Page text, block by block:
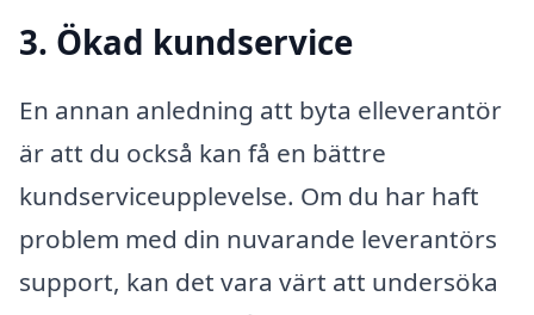
3. Ökad kundservice
En annan anledning att byta elleverantör
är att du också kan få en bättre
kundserviceupplevelse. Om du har haft
problem med din nuvarande leverantörs
support, kan det vara värt att undersöka